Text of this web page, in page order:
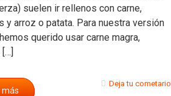
suelen ir rellenos con carne,
y arroz o patata. Para nuestra versión
querido usar carne magra,
más
Deja tu cometario